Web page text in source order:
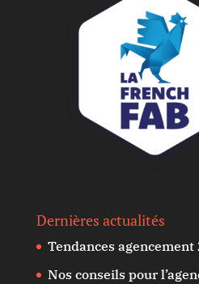
Dernières actualités
Tendances agencement
Nos conseils pour